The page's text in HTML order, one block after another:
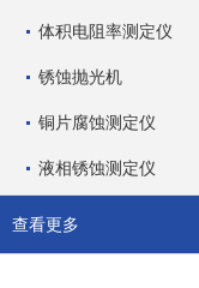
体积电阻率测定仪
锈蚀抛光机
铜片腐蚀测定仪
液相锈蚀测定仪
查看更多